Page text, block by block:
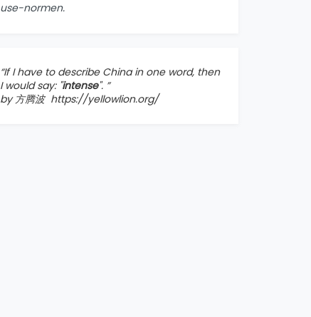
use-normen.
“If I have to describe China in one word, then
I would say: "intense". ”
by 方腾波https://yellowlion.org/